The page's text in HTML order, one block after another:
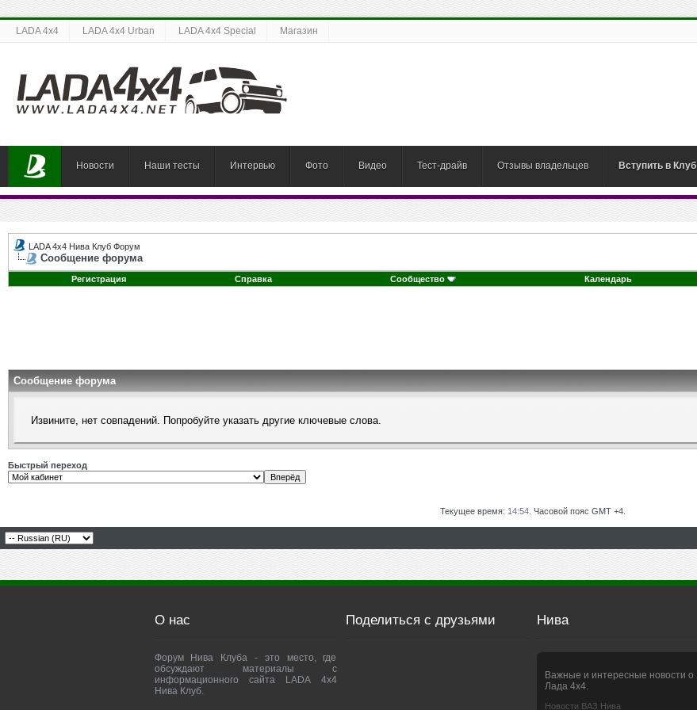
LADA 4x4 LADA 4x4 Urban LADA 4x4 Special Магазин
Новости Наши тесты Интервью Фото Видео Тест-драйв Отзывы владельцев Вступить в Клуб
LADA 4x4 Нива Клуб Форум
Сообщение форума
Регистрация
Справка Сообщество Календарь
Сообщение форума
Извините, нет совпадений. Попробуйте указать другие ключевые слова.
Быстрый переход
Текущее время: 14:54 . Часовой пояс GMT +4.
О нас
Форум Нива Клуба - это место, где
обсуждают материалы с
информационного сайта LADA 4x4
Нива Клуб.
Поделиться с друзьями Нива
Важные и интересные новости о
Лада 4х4.
Новости ВАЗ Нива